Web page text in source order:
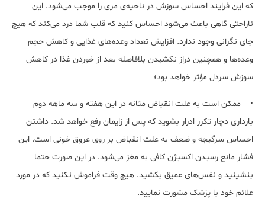
که این فرایند احساس سوزش در ناحیه‌ی مری را موجب می‌شود. این
ناراحتی گاهی باعث می‌شود احساس کنید که قلب شما درد می‌کند که هیچ
جای نگرانی وجود ندارد. افزایش تعداد وعده‌های غذایی و کاهش حجم
وعده‌ها و همچنین دراز نکشیدن بلافاصله بعد از خوردن غذا در کاهش
سوزش سردل مؤثر خواهد بود؛
• ممکن است به علت انقباض مثانه در این هفته و سه ماهه دوم
بارداری دچار تکرر ادرار بشوید که پس از زایمان رفع خواهد شد. داشتن
احساس سرگیجه و ضعف به علت انقباض بر روی عروق خونی است. این
فشار مانع رسیدن اکسیژن کافی به مغز می‌شود. در این صورت حتما
بنشینید و نفس‌های عمیق بکشید. هیچ وقت فراموش نکنید که در مورد
علائم خود با پزشک مشورت نمایید.